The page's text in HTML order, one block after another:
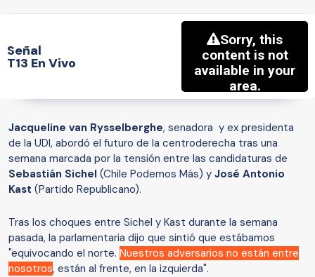
Señal
T13 En Vivo
Jacqueline van Rysselberghe, senadora y ex presidenta
de la UDI, abordó el futuro de la centroderecha tras una
semana marcada por la tensión entre las candidaturas de
Sebastián Sichel (Chile Podemos Más) y José Antonio
Kast (Partido Republicano).
Tras los choques entre Sichel y Kast durante la semana
pasada, la parlamentaria dijo que sintió que estábamos
"equivocando el norte. Nuestros adversarios no están entre
nosotros, están al frente, en la izquierda".